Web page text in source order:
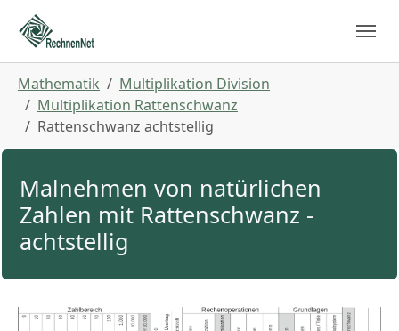
Skip to main navigation
Zum Hauptinhalt springen
Skip to page footer
Mathematik
Multiplikation Division
Multiplikation Rattenschwanz
Rattenschwanz achtstellig
Malnehmen von natürlichen
Zahlen mit Rattenschwanz -
achtstellig